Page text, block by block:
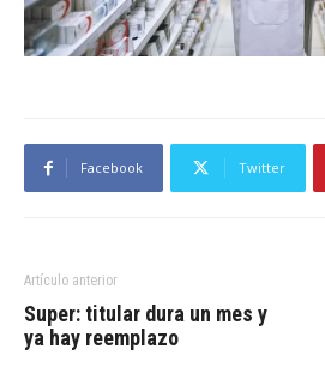
Facebook Twitter
Artículo anterior
Super: titular dura un mes y
ya hay reemplazo